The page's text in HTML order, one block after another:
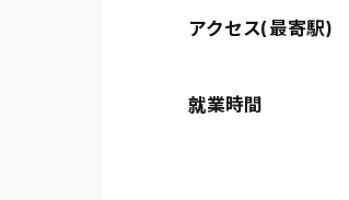
アクセス(最寄駅)
就業時間